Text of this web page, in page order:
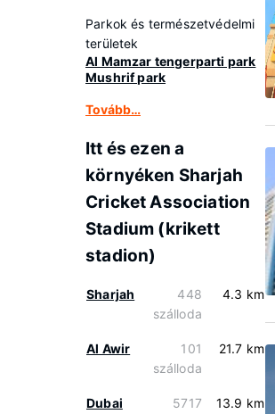
Parkok és természetvédelmi
területek
Al Mamzar tengerparti park
Mushrif park
Tovább…
Itt és ezen a
környéken Sharjah
Cricket Association
Stadium (krikett
stadion)
Sharjah
448
szálloda
4.3 km
Al Awir
101
szálloda
21.7 km
Dubai
5717
13.9 km